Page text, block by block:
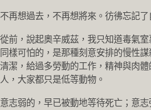
不再想過去，不再想將來。彷彿忘記了
從前，說起奧辛威茲，我只知道毒氣
同樣可怕的，是那種刻意安排的慢性
清潔，給過多勞動的工作，精神與肉
人，大家都只是低等動物。
意志弱的，早已被動地等待死亡；意